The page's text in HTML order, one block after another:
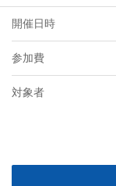
開催日時
参加費
対象者